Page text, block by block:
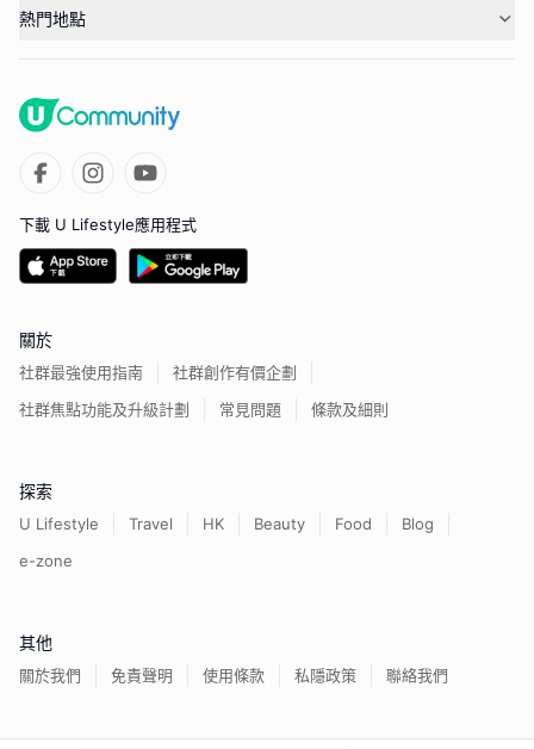
熱門地點
下載 U Lifestyle應用程式
關於
社群最強使用指南
社群創作有價企劃
社群焦點功能及升級計劃
常見問題 條款及細則
探索
U Lifestyle Travel HK Beauty Food
Blog
e-zone
其他
關於我們 免責聲明 使用條款 私隱政策 聯絡我們